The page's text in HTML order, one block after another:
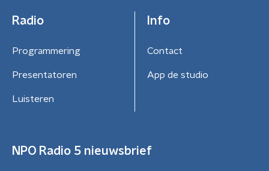
Radio
Programmering
Presentatoren
Luisteren
Info
Contact
App de studio
NPO Radio 5 nieuwsbrief